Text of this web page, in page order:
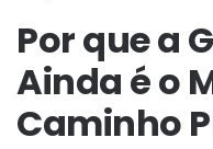
Por que a
Ainda é o
Caminho